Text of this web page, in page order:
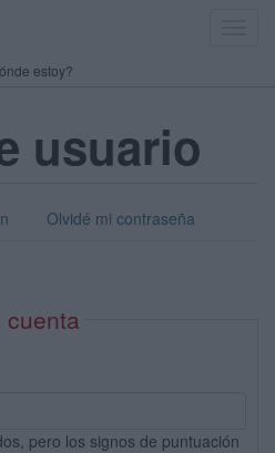
estoy?
usuario
Olvidé mi contraseña
cuenta
pero los signos de puntuación